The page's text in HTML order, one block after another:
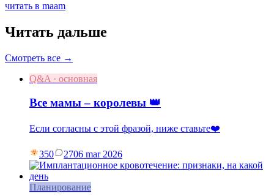
читать в maam
Читать дальше
Смотреть все →
Q&A · основная
Все мамы – королевы 👑
Если согласны с этой фразой, ниже ставьте❤️
350 2706 mar 2026
Планирование